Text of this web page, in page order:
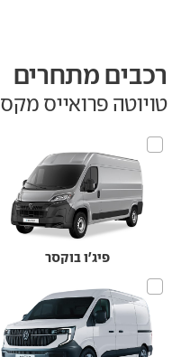
רכבים מתחרים
טויוטה פרואייס מקס
פיג'ו בוקסר